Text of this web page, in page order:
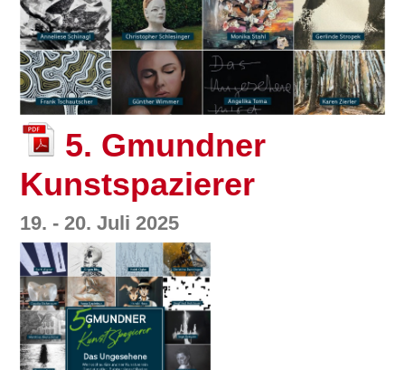
5. Gmundner
Kunstspazierer
19. - 20. Juli 2025